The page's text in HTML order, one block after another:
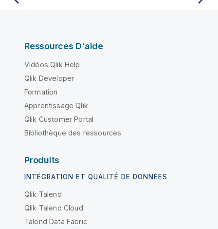
Ressources D'aide
Vidéos Qlik Help
Qlik Developer
Formation
Apprentissage Qlik
Qlik Customer Portal
Bibliothèque des ressources
Produits
INTÉGRATION ET QUALITÉ DE DONNÉES
Qlik Talend
Qlik Talend Cloud
Talend Data Fabric